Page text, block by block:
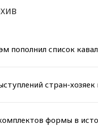
пополнил список
стран-
формы в